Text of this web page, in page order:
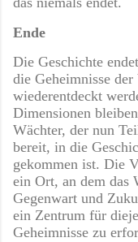
Ende
Die Geschichte
die Geheimnisse
wiederentdeckt
Dimensionen
Wächter, der nun
bereit, in die
gekommen ist. Die
ein Ort, an dem das
Gegenwart und
ein Zentrum für
Geheimnisse zu